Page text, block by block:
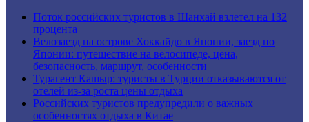
Поток российских туристов в Шанхай взлетел на 132
процента
Велозаезд на острове Хоккайдо в Японии, заезд по
Японии: путешествие на велосипеде, цена,
безопасность, маршрут, особенности
Турагент Кашыр: туристы в Турции отказываются от
отелей из-за роста цены отдыха
Российских туристов предупредили о важных
особенностях отдыха в Китае